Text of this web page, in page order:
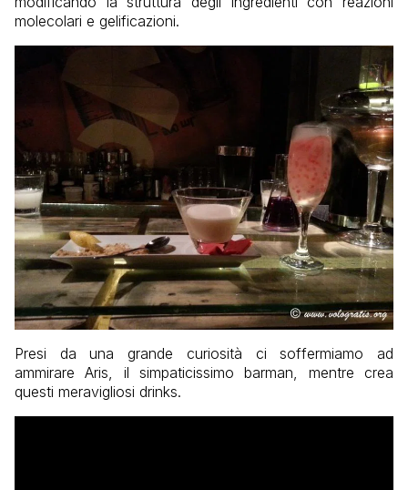
molecolari e gelificazioni.
Presi da una grande curiosità ci soffermiamo ad
ammirare Aris, il simpaticissimo barman, mentre crea
questi meravigliosi drinks.